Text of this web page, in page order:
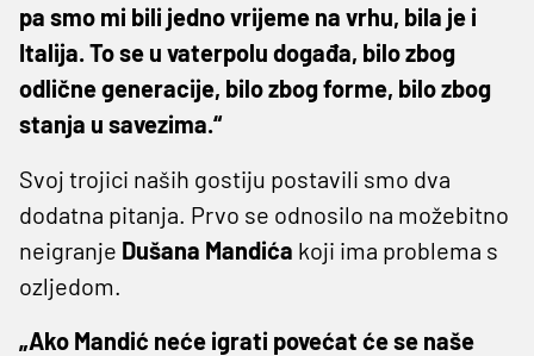
pa smo mi bili jedno vrijeme na vrhu, bila je i
Italija. To se u vaterpolu događa, bilo zbog
odlične generacije, bilo zbog forme, bilo zbog
stanja u savezima.“
Svoj trojici naših gostiju postavili smo dva
dodatna pitanja. Prvo se odnosilo na možebitno
neigranje Dušana Mandića koji ima problema s
ozljedom.
„Ako Mandić neće igrati povećat će se naše